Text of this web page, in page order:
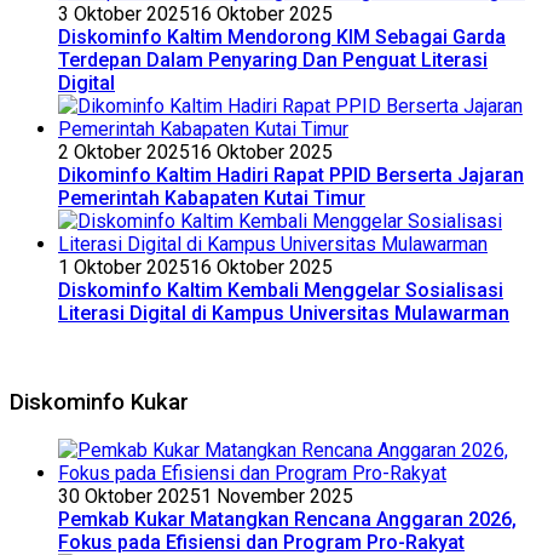
3 Oktober 202516 Oktober 2025
Diskominfo Kaltim Mendorong KIM Sebagai Garda
Terdepan Dalam Penyaring Dan Penguat Literasi
Digital
2 Oktober 202516 Oktober 2025
Dikominfo Kaltim Hadiri Rapat PPID Berserta Jajaran
Pemerintah Kabapaten Kutai Timur
1 Oktober 202516 Oktober 2025
Diskominfo Kaltim Kembali Menggelar Sosialisasi
Literasi Digital di Kampus Universitas Mulawarman
Diskominfo Kukar
30 Oktober 20251 November 2025
Pemkab Kukar Matangkan Rencana Anggaran 2026,
Fokus pada Efisiensi dan Program Pro-Rakyat